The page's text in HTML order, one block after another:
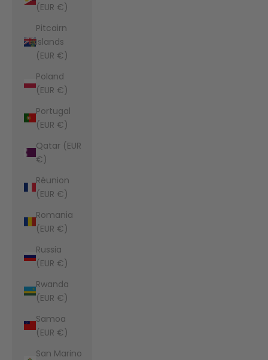
(EUR €)
Pitcairn
Islands
(EUR €)
Poland
(EUR €)
Portugal
(EUR €)
Qatar (EUR
€)
Réunion
(EUR €)
Romania
(EUR €)
Russia
(EUR €)
Rwanda
(EUR €)
Samoa
(EUR €)
San Marino